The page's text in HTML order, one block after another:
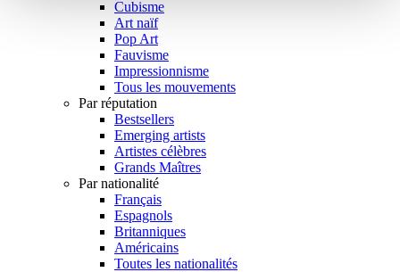
Cubisme
Art naïf
Pop Art
Fauvisme
Impressionnisme
Tous les mouvements
Par réputation
Bestsellers
Emerging artists
Artistes célèbres
Grands Maîtres
Par nationalité
Français
Espagnols
Britanniques
Américains
Toutes les nationalités